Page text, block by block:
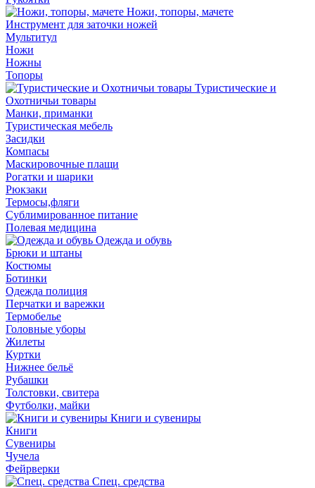
Ножи, топоры, мачете
Инструмент для заточки ножей
Мультитул
Ножи
Ножны
Топоры
Туристические и
Охотничьи товары
Манки, приманки
Туристическая мебель
Засидки
Компасы
Маскировочные плащи
Рогатки и шарики
Рюкзаки
Термосы,фляги
Сублимированное питание
Полевая медицина
Одежда и обувь
Брюки и штаны
Костюмы
Ботинки
Одежда полиция
Перчатки и варежки
Термобелье
Головные уборы
Жилеты
Куртки
Нижнее бельё
Рубашки
Толстовки, свитера
Футболки, майки
Книги и сувениры
Книги
Сувениры
Чучела
Фейрверки
Спец. средства